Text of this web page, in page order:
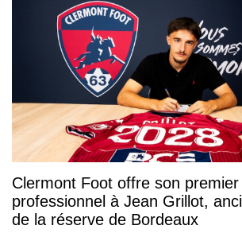
Clermont Foot offre son
professionnel à Jean Grillot,
de la réserve de Bordeaux